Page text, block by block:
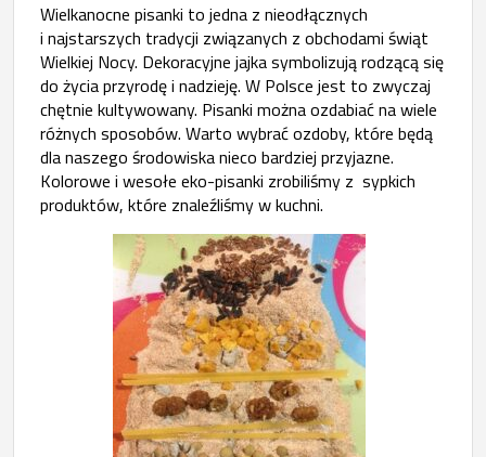
Wielkanocne pisanki to jedna z nieodłącznych
i najstarszych tradycji związanych z obchodami świąt
Wielkiej Nocy. Dekoracyjne jajka symbolizują rodzącą się
do życia przyrodę i nadzieję. W Polsce jest to zwyczaj
chętnie kultywowany. Pisanki można ozdabiać na wiele
różnych sposobów. Warto wybrać ozdoby, które będą
dla naszego środowiska nieco bardziej przyjazne.
Kolorowe i wesołe eko-pisanki zrobiliśmy z sypkich
produktów, które znaleźliśmy w kuchni.